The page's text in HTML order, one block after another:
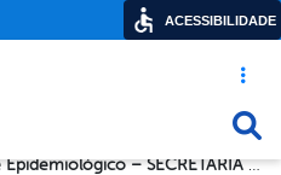
Acesso
Informe Epidemiológico – SECRETARIA DE SAÚDE DE CABROBÓ – 10/09/2021
ACESSIBILIDADE